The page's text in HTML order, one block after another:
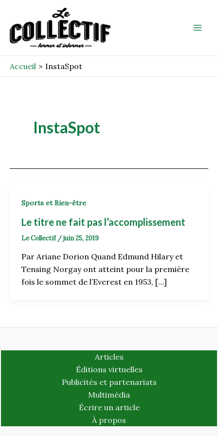
contenu
Accueil InstaSpot
InstaSpot
Sports et Bien-être
Le titre ne fait pas l’accomplissement
Le Collectif /juin 25, 2019
Par Ariane Dorion Quand Edmund Hilary et
Tensing Norgay ont atteint pour la première
fois le sommet de l’Everest en 1953, […]
Articles
Éditions virtuelles
Publicités et partenariats
Multimédia
Écrire un article
À propos